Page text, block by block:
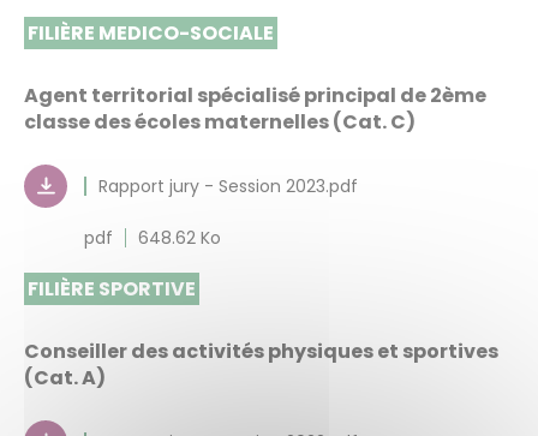
FILIÈRE MEDICO-SOCIALE
Agent territorial spécialisé principal de 2ème
classe des écoles maternelles (Cat. C)
Rapport jury - Session 2023.pdf
pdf 648.62 Ko
FILIÈRE SPORTIVE
Conseiller des activités physiques et sportives
(Cat. A)